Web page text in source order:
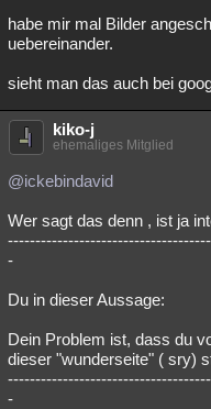
habe mir mal Bilder
uebereinander.
sieht man das auch bei
kiko-j
ehemaliges Mitglied
@ickebindavid
Wer sagt das denn , ist ja
-
Du in dieser Aussage:
Dein Problem ist, dass du
dieser "wunderseite" ( sry)
-